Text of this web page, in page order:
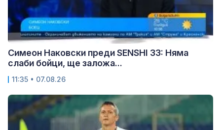
Симеон Наковски преди SENSHI 33: Няма
слаби бойци, ще заложа...
11:35 • 07.08.26